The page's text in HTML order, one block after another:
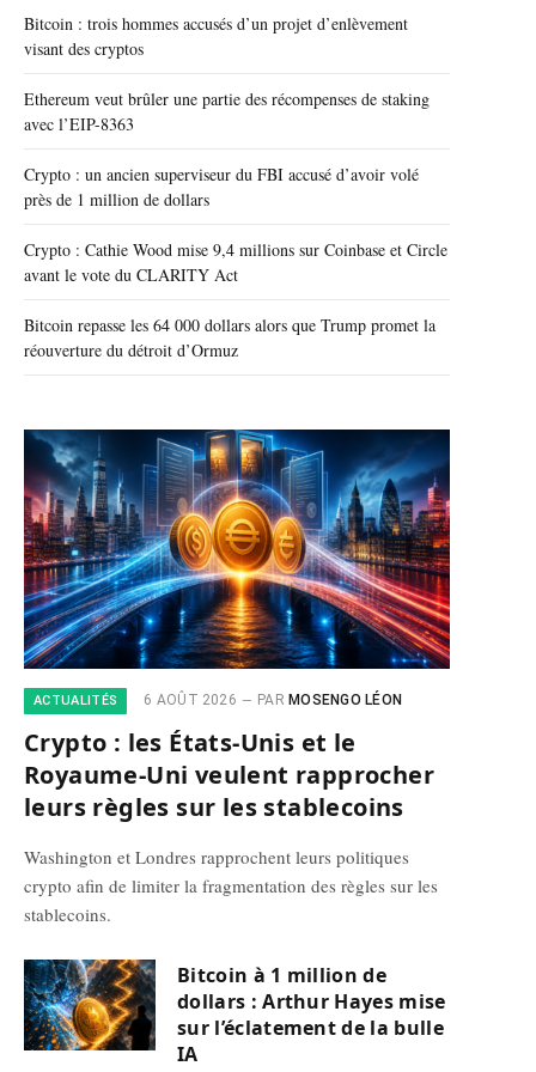
Bitcoin : trois hommes accusés d’un projet d’enlèvement
visant des cryptos
Ethereum veut brûler une partie des récompenses de staking
avec l’EIP-8363
Crypto : un ancien superviseur du FBI accusé d’avoir volé
près de 1 million de dollars
Crypto : Cathie Wood mise 9,4 millions sur Coinbase et Circle
avant le vote du CLARITY Act
Bitcoin repasse les 64 000 dollars alors que Trump promet la
réouverture du détroit d’Ormuz
ACTUALITÉS 6 AOÛT 2026 PAR MOSENGO LÉON
Crypto : les États-Unis et le
Royaume-Uni veulent rapprocher
leurs règles sur les stablecoins
Washington et Londres rapprochent leurs politiques
crypto afin de limiter la fragmentation des règles sur les
stablecoins.
Bitcoin à 1 million de
dollars : Arthur Hayes mise
sur l’éclatement de la bulle
IA